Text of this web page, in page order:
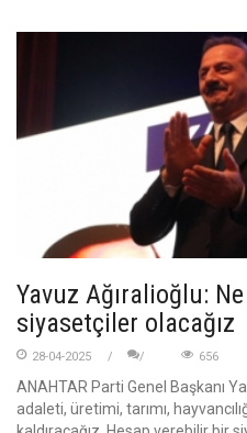
Yavuz Ağıralioğlu:
siyasetçiler olacağız
28-04-2025 656
ANAHTAR Parti Genel Başkanı
adaleti, üretimi, tarımı,